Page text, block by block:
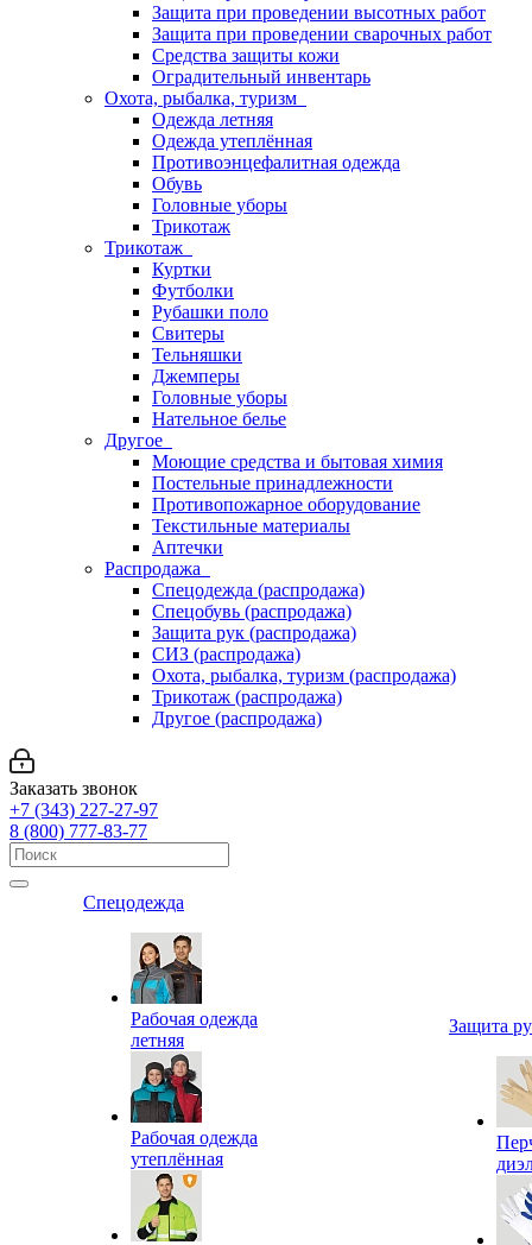
Защита при проведении высотных работ
Защита при проведении сварочных работ
Средства защиты кожи
Оградительный инвентарь
Охота, рыбалка, туризм
Одежда летняя
Одежда утеплённая
Противоэнцефалитная одежда
Обувь
Головные уборы
Трикотаж
Трикотаж
Куртки
Футболки
Рубашки поло
Свитеры
Тельняшки
Джемперы
Головные уборы
Нательное белье
Другое
Моющие средства и бытовая химия
Постельные принадлежности
Противопожарное оборудование
Текстильные материалы
Аптечки
Распродажа
Спецодежда (распродажа)
Спецобувь (распродажа)
Защита рук (распродажа)
СИЗ (распродажа)
Охота, рыбалка, туризм (распродажа)
Трикотаж (распродажа)
Другое (распродажа)
Заказать звонок
+7 (343) 227-27-97
8 (800) 777-83-77
Спецодежда
Рабочая одежда
летняя
Рабочая одежда
утеплённая
Защита